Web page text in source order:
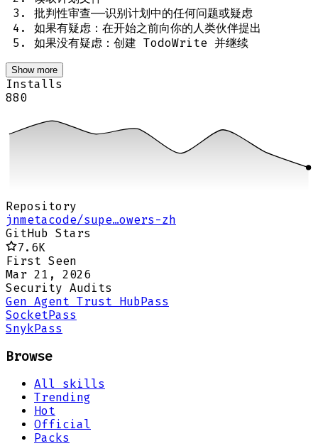
批判性审查——识别计划中的任何问题或疑虑
如果有疑虑：在开始之前向你的人类伙伴提出
如果没有疑虑：创建 TodoWrite 并继续
Show more
Installs
880
Repository
jnmetacode/supe…owers-zh
GitHub Stars
7.6K
First Seen
Mar 21, 2026
Security Audits
Gen Agent Trust HubPass
SocketPass
SnykPass
Browse
All skills
Trending
Hot
Official
Packs